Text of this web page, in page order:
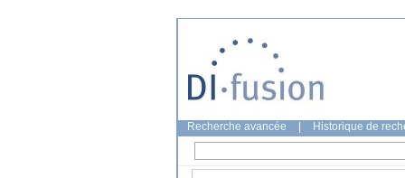
Recherche avancée Historique de